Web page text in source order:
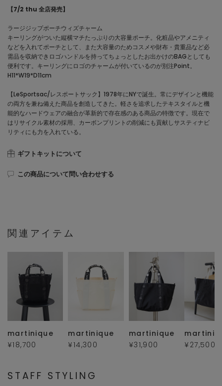
【7/2 thu 全店発売】
ラージジップポーチウィズチャーム
キーリングがついた縦横マチたっぷりの大容量ポーチ。化粧品やアメニティ
などを入れてポーチとして、また大容量のためコスメや財布・貴重品など必
需品を収納できロゴハンドルを持ってちょっとしたお出かけのBAGとしても
便利です。キーリングにロゴのチャームが付いているのが別注Point。
H11*W19*D11cm
【LeSportsac/レスポートサック】1978年にNYで誕生。常にデザインと機能
の両方を兼ね備えた商品を創造してきた。軽さを追求したテキスタイルと機
能的なハードウェアの融合が革新的で存在感のある商品の特徴です。現在で
はリサイクル素材の採用、カーボンプリントの削減にも貢献しサスティナビ
リティにも力を入れている。
ギフトキットについて
この商品について問い合わせする
関連アイテム
martinique
¥18,700
martinique
¥14,300
martinique
¥31,900
¥27,500
STAFF STYLING